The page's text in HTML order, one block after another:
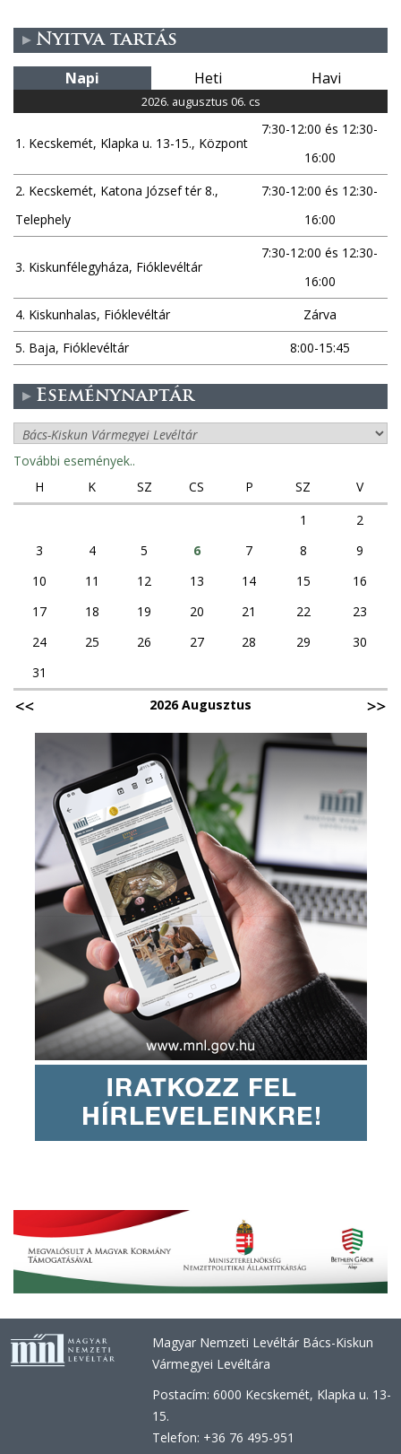
Nyitva tartás
Napi Heti Havi
2026. augusztus 06. cs
1. Kecskemét, Klapka u. 13-15., Központ
7:30-12:00 és 12:30-
16:00
2. Kecskemét, Katona József tér 8.,
Telephely
7:30-12:00 és 12:30-
16:00
3. Kiskunfélegyháza, Fióklevéltár
7:30-12:00 és 12:30-
16:00
4. Kiskunhalas, Fióklevéltár
Zárva
5. Baja, Fióklevéltár
8:00-15:45
Eseménynaptár
További események..
H
K SZ CS P SZ
V
1
2
3
4 5 6 7 8
9
10
11 12 13 14 15
16
17
18 19 20 21 22
23
24
25 26 27 28 29
30
31
2026 Augusztus
Magyar Nemzeti Levéltár Bács-Kiskun
Vármegyei Levéltára
Postacím: 6000 Kecskemét, Klapka u. 13-
15.
Telefon: +36 76 495-951